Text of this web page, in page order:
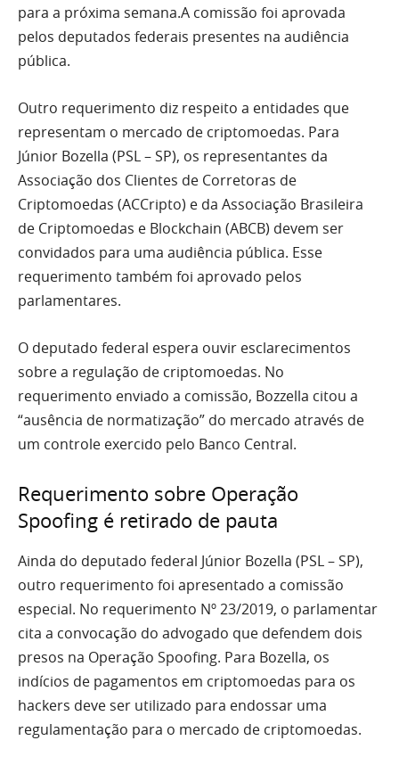
para a próxima semana.A comissão foi aprovada
pelos deputados federais presentes na audiência
pública.
Outro requerimento diz respeito a entidades que
representam o mercado de criptomoedas. Para
Júnior Bozella (PSL – SP), os representantes da
Associação dos Clientes de Corretoras de
Criptomoedas (ACCripto) e da Associação Brasileira
de Criptomoedas e Blockchain (ABCB) devem ser
convidados para uma audiência pública. Esse
requerimento também foi aprovado pelos
parlamentares.
O deputado federal espera ouvir esclarecimentos
sobre a regulação de criptomoedas. No
requerimento enviado a comissão, Bozzella citou a
“ausência de normatização” do mercado através de
um controle exercido pelo Banco Central.
Requerimento sobre Operação
Spoofing é retirado de pauta
Ainda do deputado federal Júnior Bozella (PSL – SP),
outro requerimento foi apresentado a comissão
especial. No requerimento Nº 23/2019, o parlamentar
cita a convocação do advogado que defendem dois
presos na Operação Spoofing. Para Bozella, os
indícios de pagamentos em criptomoedas para os
hackers deve ser utilizado para endossar uma
regulamentação para o mercado de criptomoedas.